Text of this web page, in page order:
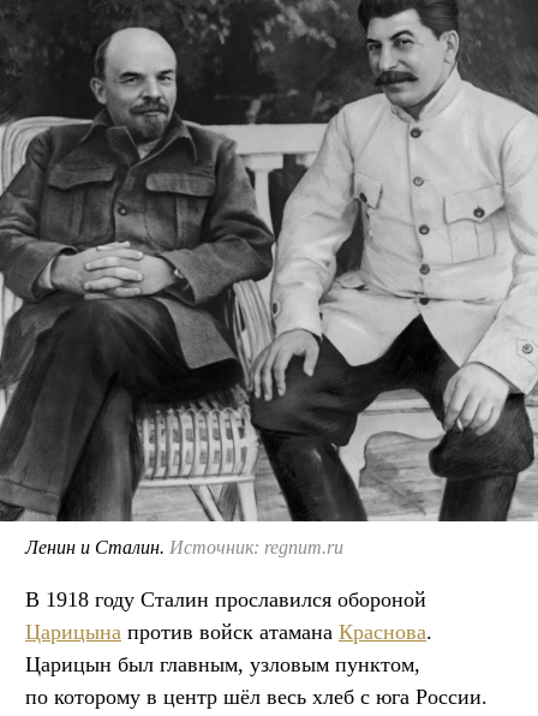
Ленин и Сталин. Источник: regnum.ru
В 1918 году Сталин прославился обороной
Царицына против войск атамана Краснова.
Царицын был главным, узловым пунктом,
по которому в центр шёл весь хлеб с юга России.